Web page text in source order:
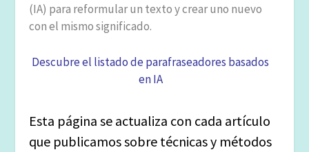
(IA) para reformular un texto y crear uno nuevo
con el mismo significado.
Descubre el listado de parafraseadores basados
en IA
Esta página se actualiza con cada artículo
que publicamos sobre técnicas y métodos